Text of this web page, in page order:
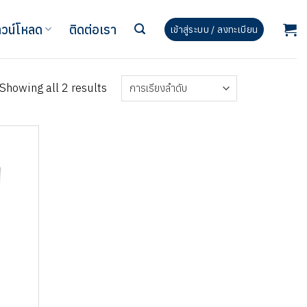
น์โหลด ติดต่อเรา เข้าสู่ระบบ / ลงทะเบียน
all 2 results